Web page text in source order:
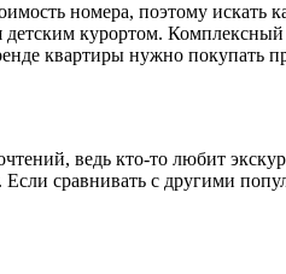
номера, поэтому
курортом.
квартиры нужно покупать
ведь кто-то любит
Если сравнивать с другими